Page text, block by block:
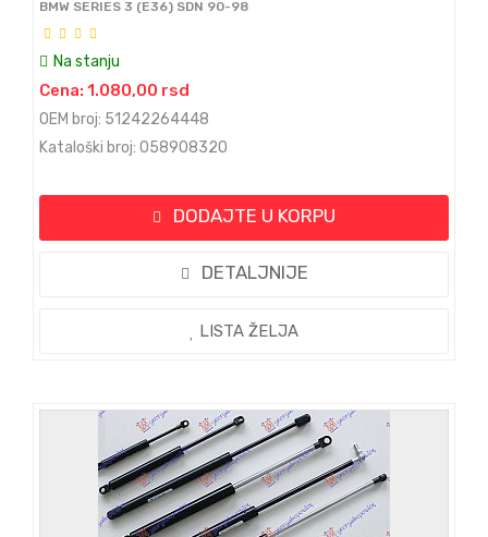
BMW SERIES 3 (E36) SDN 90-98
Na stanju
Cena: 1.080,00 rsd
OEM broj: 51242264448
Kataloški broj: 058908320
DODAJTE U KORPU
DETALJNIJE
LISTA ŽELJA